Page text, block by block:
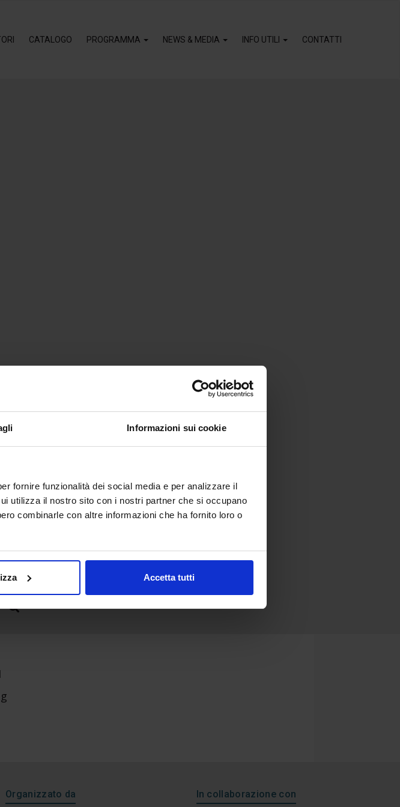
Informazioni sui cookie
fornire funzionalità dei social media e per analizzare il
utilizza il nostro sito con i nostri partner che si occupano
combinarle con altre informazioni che ha fornito loro o
Accetta tutti
CATALOGO PROGRAMMA NEWS & MEDIA INFO UTILI CONTATTI
Organizzato da In collaborazione con